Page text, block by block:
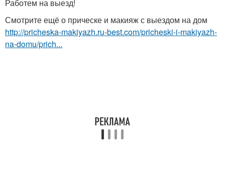
Работем на выезд!
Смотрите ещё о прическе и макияж с выездом на дом
http://pricheska-makiyazh.ru-best.com/pricheski-i-makiyazh-
na-domu/prich...